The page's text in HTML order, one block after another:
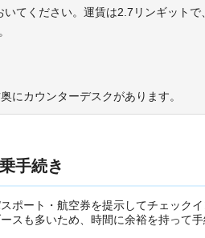
いてください。運賃は2.7リンギット
にカウンターデスクがあります。
手続き
ポート・航空券を提示してチェック
スも多いため、時間に余裕を持って手